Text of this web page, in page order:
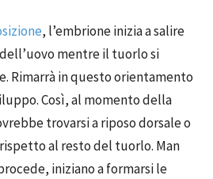
, l’embrione inizia a salire
mentre il tuorlo si
Rimarrà in questo orientamento
Così, al momento della
trovarsi a riposo dorsale o
al resto del tuorlo. Man
iniziano a formarsi le